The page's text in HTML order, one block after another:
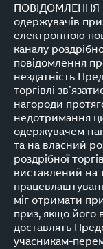
ПОВІДОМЛЕННЯ
одержувачів
електронною
каналу
повідомлення
нездатність
торгівлі
нагороди
недотримання
одержувачем
та на власний
роздрібної
виставлений на
міг отримати
приз, якщо його
доставлять
учасникам-